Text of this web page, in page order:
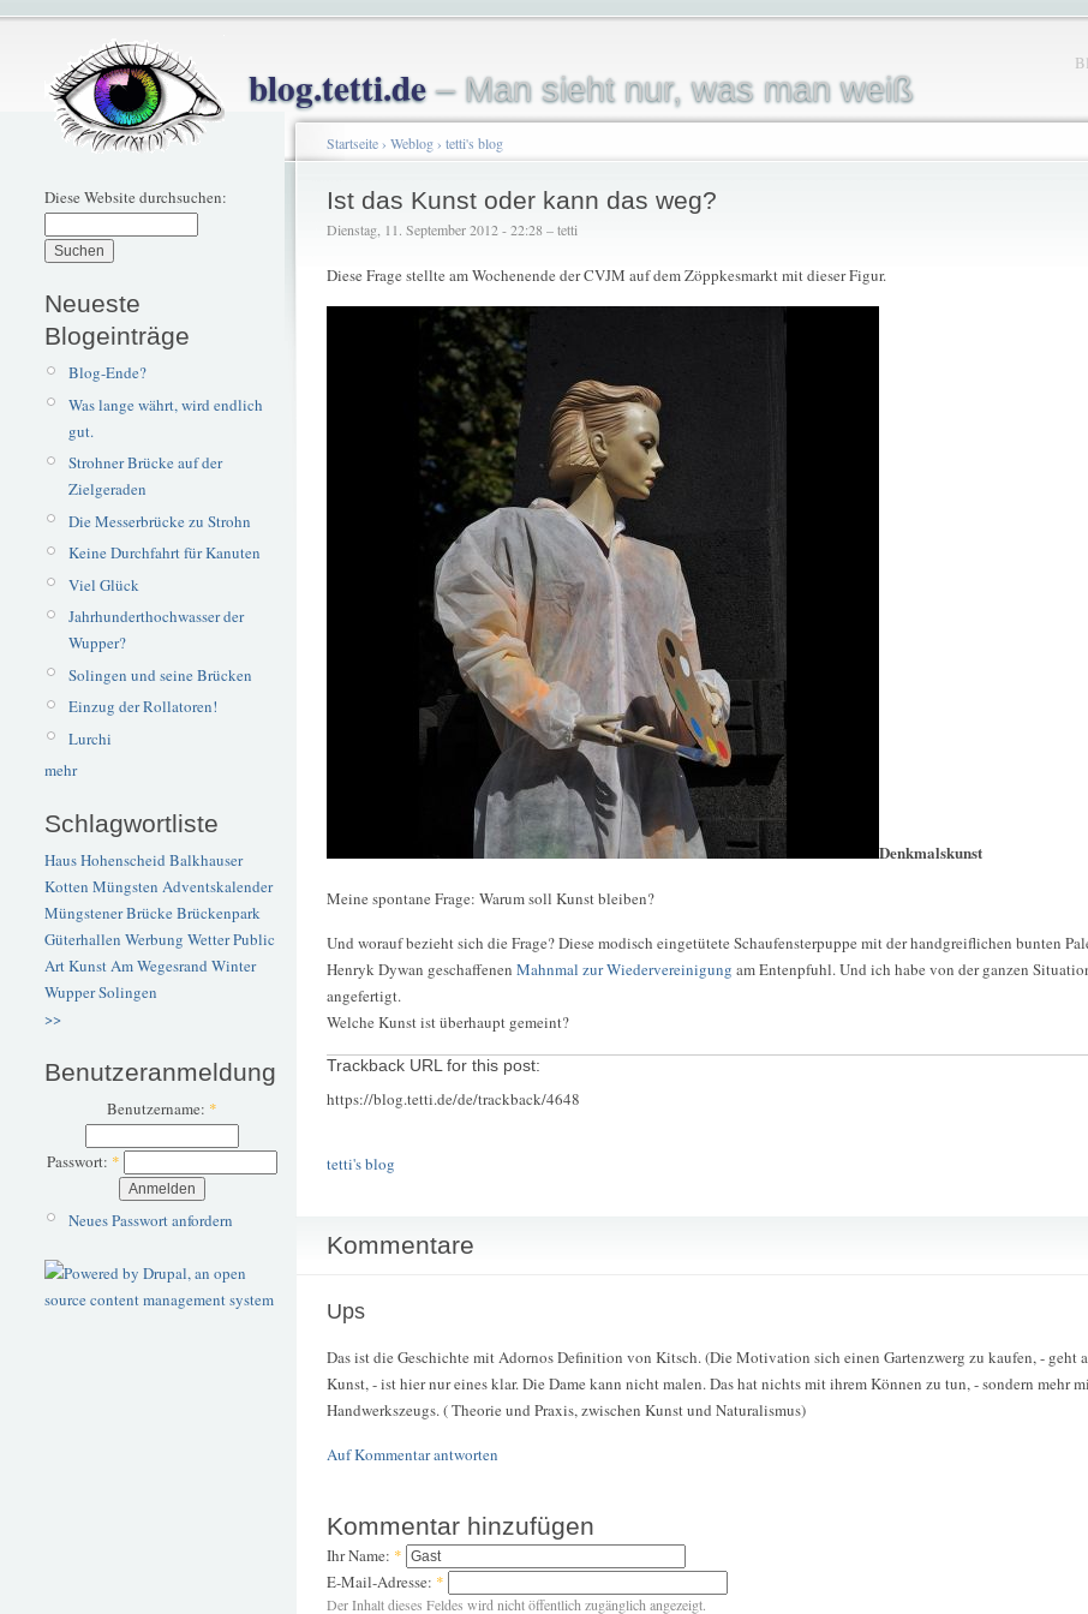
blog.tetti.de– Man sieht nur, was man weiß
Diese Website durchsuchen:
Neueste
Blogeinträge
Blog-Ende?
Was lange währt, wird endlich
gut.
Strohner Brücke auf der
Zielgeraden
Die Messerbrücke zu Strohn
Keine Durchfahrt für Kanuten
Viel Glück
Jahrhunderthochwasser der
Wupper?
Solingen und seine Brücken
Einzug der Rollatoren!
Lurchi
mehr
Schlagwortliste
Haus Hohenscheid Balkhauser
Kotten Müngsten Adventskalender
Müngstener BrückeBrückenpark
Güterhallen Werbung WetterPublic
ArtKunstAm Wegesrand Winter
WupperSolingen
>>
Benutzeranmeldung
Benutzername: *
Passwort: *
Neues Passwort anfordern
Startseite› Weblog› tetti's blog
Ist das Kunst oder kann das weg?
Dienstag, 11. September 2012 - 22:28 – tetti
Diese Frage stellte am Wochenende der CVJM auf dem Zöppkesmarkt mit dieser Figur.
Denkmalskunst
Meine spontane Frage: Warum soll Kunst bleiben?
Und worauf bezieht sich die Frage? Diese modisch eingetütete Schaufensterpuppe mit der handgreiflichen bunten
Henryk Dywan geschaffenen Mahnmal zur Wiedervereinigung am Entenpfuhl. Und ich habe von der ganzen
angefertigt.
Welche Kunst ist überhaupt gemeint?
Trackback URL for this post:
https://blog.tetti.de/de/trackback/4648
tetti's blog
Kommentare
Ups
Das ist die Geschichte mit Adornos Definition von Kitsch. (Die Motivation sich einen Gartenzwerg zu kaufen, - geht
Kunst, - ist hier nur eines klar. Die Dame kann nicht malen. Das hat nichts mit ihrem Können zu tun, - sondern mehr
Handwerkszeugs. ( Theorie und Praxis, zwischen Kunst und Naturalismus)
Auf Kommentar antworten
Kommentar hinzufügen
Ihr Name: *
E-Mail-Adresse: *
Der Inhalt dieses Feldes wird nicht öffentlich zugänglich angezeigt.